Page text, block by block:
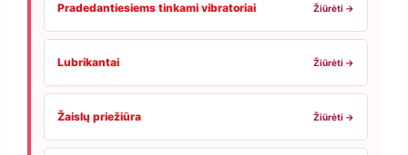
Pradedantiesiems tinkami vibratoriai Žiūrėti →
Lubrikantai Žiūrėti →
Žaislų priežiūra Žiūrėti →